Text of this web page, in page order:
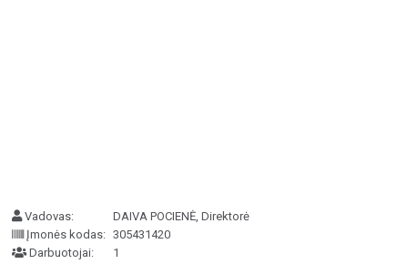
Vadovas:
DAIVA POCIENĖ, Direktorė
Įmonės kodas: 305431420
Darbuotojai:
1